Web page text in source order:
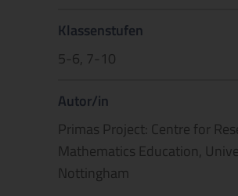
Klassenstufen
5-6, 7-10
Autor/in
Primas Project: Centre for
Mathematics Education,
Nottingham